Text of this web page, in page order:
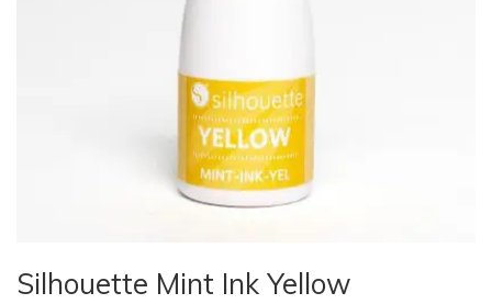
Silhouette Mint Ink Yellow